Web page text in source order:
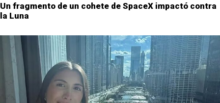
Un fragmento de un cohete de SpaceX impactó contra
la Luna